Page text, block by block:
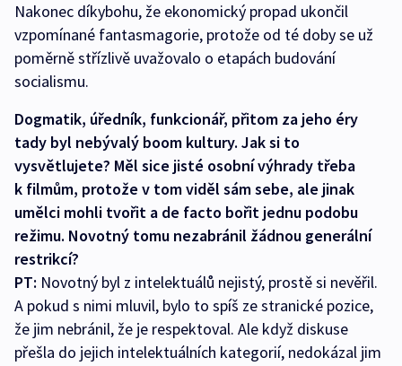
Nakonec díkybohu, že ekonomický propad ukončil
vzpomínané fantasmagorie, protože od té doby se už
poměrně střízlivě uvažovalo o etapách budování
socialismu.
Dogmatik, úředník, funkcionář, přitom za jeho éry
tady byl nebývalý boom kultury. Jak si to
vysvětlujete? Měl sice jisté osobní výhrady třeba
k filmům, protože v tom viděl sám sebe, ale jinak
umělci mohli tvořit a de facto bořit jednu podobu
režimu. Novotný tomu nezabránil žádnou generální
restrikcí?
PT: Novotný byl z intelektuálů nejistý, prostě si nevěřil.
A pokud s nimi mluvil, bylo to spíš ze stranické pozice,
že jim nebránil, že je respektoval. Ale když diskuse
přešla do jejich intelektuálních kategorií, nedokázal jim